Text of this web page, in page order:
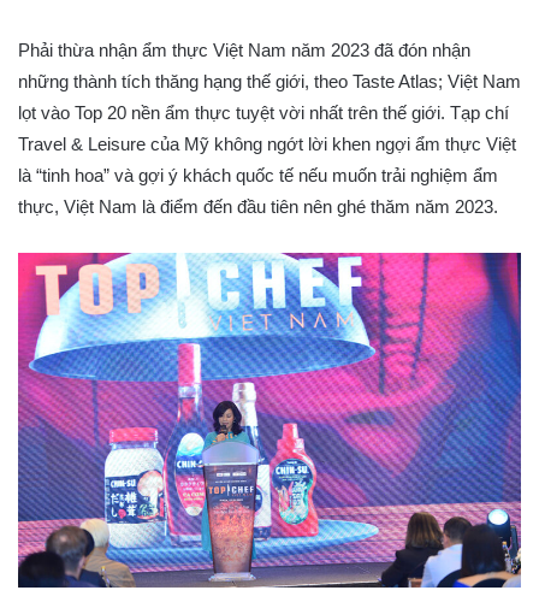
Phải thừa nhận ẩm thực Việt Nam năm 2023 đã đón nhận
những thành tích thăng hạng thế giới, theo Taste Atlas; Việt Nam
lọt vào Top 20 nền ẩm thực tuyệt vời nhất trên thế giới. Tạp chí
Travel & Leisure của Mỹ không ngớt lời khen ngợi ẩm thực Việt
là “tinh hoa” và gợi ý khách quốc tế nếu muốn trải nghiệm ẩm
thực, Việt Nam là điểm đến đầu tiên nên ghé thăm năm 2023.